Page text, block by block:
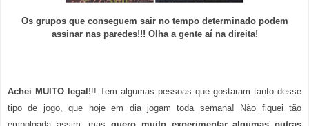
Os grupos que conseguem sair no tempo determinado podem
assinar nas paredes!!! Olha a gente aí na direita!
Achei MUITO legal!!! Tem algumas pessoas que gostaram tanto desse
tipo de jogo, que hoje em dia jogam toda semana! Não fiquei tão